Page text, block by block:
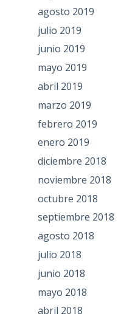
agosto 2019
julio 2019
junio 2019
mayo 2019
abril 2019
marzo 2019
febrero 2019
enero 2019
diciembre 2018
noviembre 2018
octubre 2018
septiembre 2018
agosto 2018
julio 2018
junio 2018
mayo 2018
abril 2018